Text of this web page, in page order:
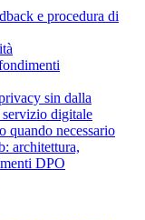
e procedura di
sin dalla
digitale
quando necessario
architettura,
DPO